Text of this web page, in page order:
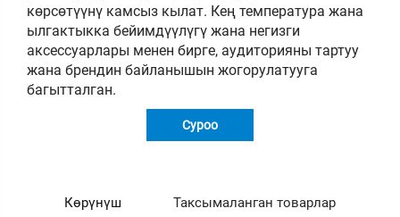
көрсөтүүнү камсыз кылат. Кең температура жана
ылгактыкка бейимдүүлүгү жана негизги
аксессуарлары менен бирге, аудиторияны тартуу
жана брендин байланышын жогорулатууга
багытталган.
Суроо
Көрүнүш Таксымаланган товарлар